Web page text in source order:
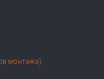
монтажа).